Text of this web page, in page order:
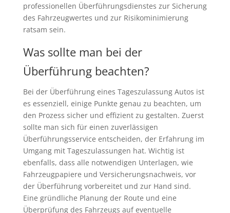
professionellen Überführungsdienstes zur Sicherung
des Fahrzeugwertes und zur Risikominimierung
ratsam sein.
Was sollte man bei der
Überführung beachten?
Bei der Überführung eines Tageszulassung Autos ist
es essenziell, einige Punkte genau zu beachten, um
den Prozess sicher und effizient zu gestalten. Zuerst
sollte man sich für einen zuverlässigen
Überführungsservice entscheiden, der Erfahrung im
Umgang mit Tageszulassungen hat. Wichtig ist
ebenfalls, dass alle notwendigen Unterlagen, wie
Fahrzeugpapiere und Versicherungsnachweis, vor
der Überführung vorbereitet und zur Hand sind.
Eine gründliche Planung der Route und eine
Überprüfung des Fahrzeugs auf eventuelle